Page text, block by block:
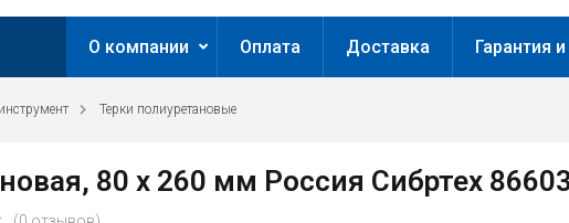
О компании Оплата Доставка Гарантия
Терки полиуретановые
80 х 260 мм Россия Сибртех